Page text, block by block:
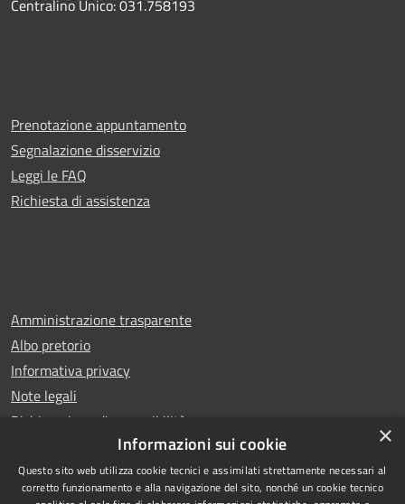
Centralino Unico: 031.758193
Prenotazione appuntamento
Segnalazione disservizio
Leggi le FAQ
Richiesta di assistenza
Amministrazione trasparente
Albo pretorio
Informativa privacy
Note legali
Dichiarazione di accessibilità
×
Informazioni sui cookie
Questo sito web utilizza cookie tecnici e assimilati strettamente necessari al
corretto funzionamento e alla navigazione del sito, nonché un cookie tecnico